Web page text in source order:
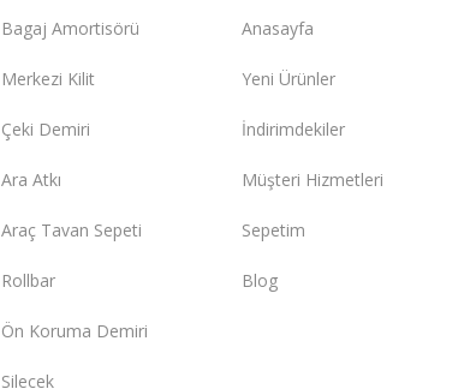
Bagaj Amortisörü
Merkezi Kilit
Çeki Demiri
Ara Atkı
Araç Tavan Sepeti
Rollbar
Ön Koruma Demiri
Silecek
Anasayfa
Yeni Ürünler
İndirimdekiler
Müşteri Hizmetleri
Sepetim
Blog